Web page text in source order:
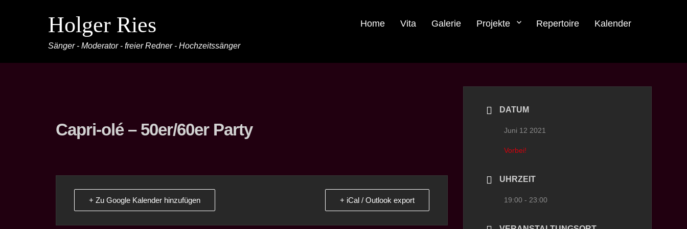
Holger Ries
Sänger - Moderator - freier Redner - Hochzeitssänger
Home Vita Galerie Projekte Repertoire Kalender
Capri-olé – 50er/60er Party
+ Zu Google Kalender hinzufügen + iCal / Outlook export
DATUM
Juni 12 2021
Vorbei!
UHRZEIT
19:00 - 23:00